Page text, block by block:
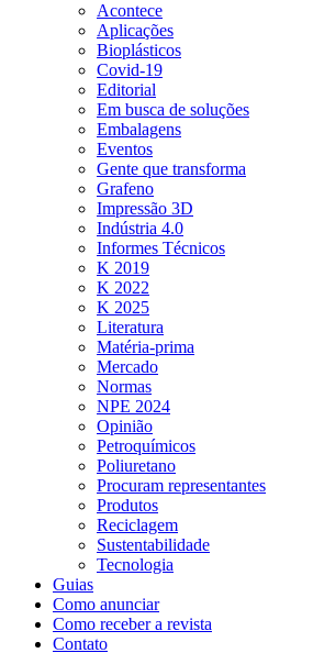
Acontece
Aplicações
Bioplásticos
Covid-19
Editorial
Em busca de soluções
Embalagens
Eventos
Gente que transforma
Grafeno
Impressão 3D
Indústria 4.0
Informes Técnicos
K 2019
K 2022
K 2025
Literatura
Matéria-prima
Mercado
Normas
NPE 2024
Opinião
Petroquímicos
Poliuretano
Procuram representantes
Produtos
Reciclagem
Sustentabilidade
Tecnologia
Guias
Como anunciar
Como receber a revista
Contato